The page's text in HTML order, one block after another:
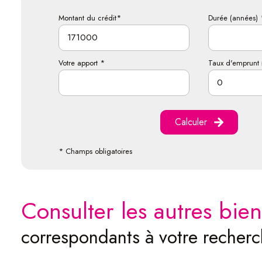
Montant du crédit* Durée (années)
Votre apport * Taux d'emprunt
Calculer
* Champs obligatoires
consulter les autres
correspondants à votre